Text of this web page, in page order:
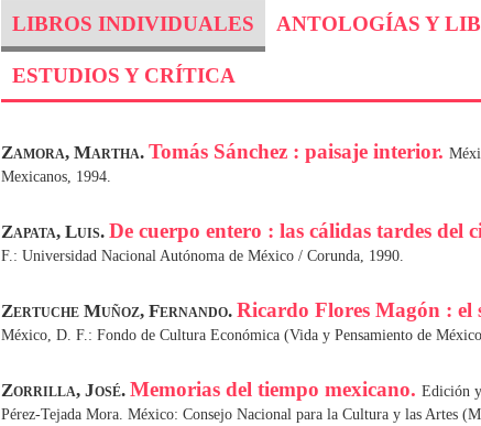
LIBROS INDIVIDUALES ANTOLOGÍAS Y
ESTUDIOS Y CRÍTICA
Zamora, Martha. Tomás Sánchez : paisaje interior.
Mexicanos, 1994.
Zapata, Luis. De cuerpo entero : las cálidas tardes del
F.: Universidad Nacional Autónoma de México / Corunda, 1990.
Zertuche Muñoz, Fernando. Ricardo Flores Magón : el
México, D. F.: Fondo de Cultura Económica (Vida y Pensamiento de
Zorrilla, José. Memorias del tiempo mexicano. Edición
Pérez-Tejada Mora. México: Consejo Nacional para la Cultura y las Artes